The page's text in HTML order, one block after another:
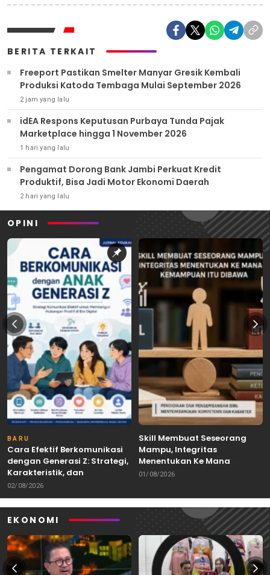
BERITA TERKAIT
Freeport Pastikan Smelter Manyar Gresik Kembali
Produksi Katoda Tembaga Mulai September 2026
2 jam yang lalu
idEA Respons Keputusan Purbaya Tunda Pajak
Marketplace hingga 1 November 2026
1 hari yang lalu
Pengamat Dorong Bank Jambi Perkuat Kredit
Produktif, Bisa Jadi Motor Ekonomi Daerah
2 hari yang lalu
OPINI
BARU
Cara Efektif Berkomunikasi
dengan Generasi Z: Strategi,
Karakteristik, dan
Tantangannya
02/08/2026
Skill Membuat Seseorang
Mampu, Integritas
Menentukan Ke Mana
Kemampuan Itu Dibawa
01/08/2026
EKONOMI